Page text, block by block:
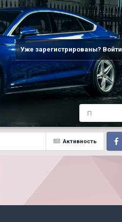
Уже зарегистрированы? Войти
Активность